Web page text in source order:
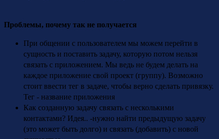
Проблемы, почему так не получается
При общении с пользователем мы можем перейти в
сущность и поставить задачу, которую потом нельзя
связать с приложением. Мы ведь не будем делать на
каждое приложение свой проект (группу). Возможно
стоит ввести тег в задаче, чтобы верно сделать привязку.
Тег - название приложения
Как созданную задачу связать с несколькими
контактами? Идея.. -нужно найти предыдущую задачу
(это может быть долго) и связать (добавить) с новой